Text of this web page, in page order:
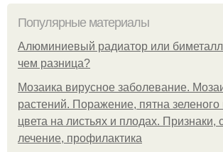
Популярные материалы
Алюминиевый радиатор или
чем разница?
Мозаика вирусное заболевание.
растений. Поражение, пятна зеленого
цвета на листьях и плодах. Признаки,
лечение, профилактика